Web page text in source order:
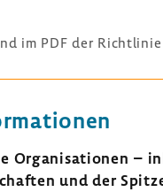
im PDF der
Organisationen –
und der